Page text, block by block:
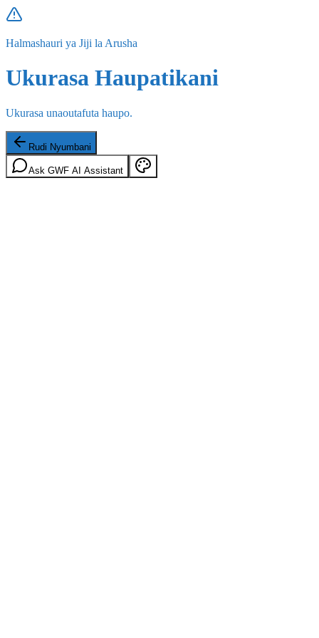
Halmashauri ya Jiji la Arusha
Ukurasa Haupatikani
Ukurasa unaoutafuta haupo.
Rudi Nyumbani
Ask GWF AI Assistant